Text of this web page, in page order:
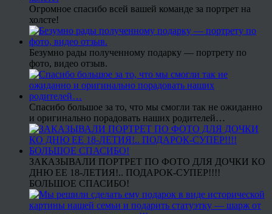
Огромное спасибо всей вашей команде за портрет на
холсте!
Безумно рады полученному подарку — портрету по
фото, видео отзыв.
Спасибо большое за то, что мы смогли так не ожиданно
и оригинально порадовать наших родителей…
ЗАКАЗЫВАЛИ ПОРТРЕТ ПО ФОТО ДЛЯ ДОЧКИ КО
ДНЮ ЕЕ 18-ЛЕТИЯ!.. ПОДАРОК-СУПЕР!!!!
БОЛЬШОЕ СПАСИБО!